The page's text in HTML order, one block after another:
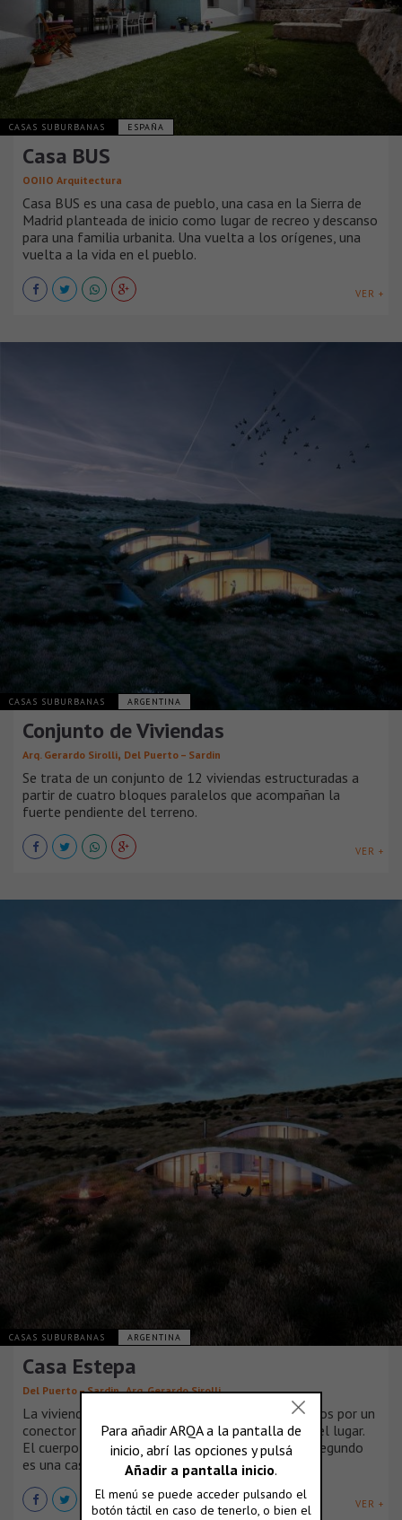
CASAS SUBURBANAS ESPAÑA
Casa BUS
OOIIO Arquitectura
Casa BUS es una casa de pueblo, una casa en la Sierra de
Madrid planteada de inicio como lugar de recreo y descanso
para una familia urbanita. Una vuelta a los orígenes, una
vuelta a la vida en el pueblo.
VER +
CASAS SUBURBANAS ARGENTINA
Conjunto de Viviendas
Arq. Gerardo Sirolli, Del Puerto – Sardin
Se trata de un conjunto de 12 viviendas estructuradas a
partir de cuatro bloques paralelos que acompañan la
fuerte pendiente del terreno.
VER +
CASAS SUBURBANAS ARGENTINA
Casa Estepa
Del Puerto – Sardin,Arq. Gerardo Sirolli
La vivienda se compone de dos cuerpos articulados por un
conector enterrado, para aminorar el impacto en el lugar.
El cuerpo principal es la vivienda en sí misma, el segundo
es una casa de huéspedes y las cocheras.
VER +